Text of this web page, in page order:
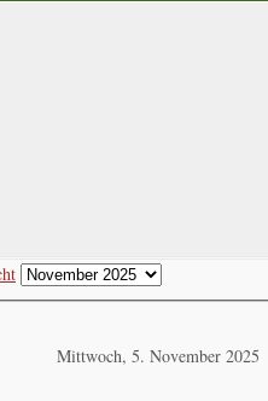
Mittwoch, 5. November 2025